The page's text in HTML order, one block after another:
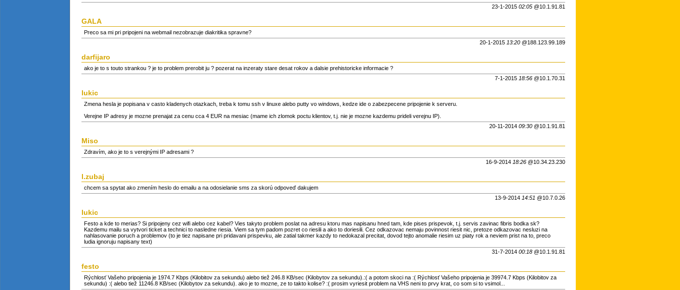
23-1-2015 02:05 @10.1.91.81
GALA
Preco sa mi pri pripojeni na webmail nezobrazuje diakritika spravne?
20-1-2015 13:20 @188.123.99.189
darfijaro
ako je to s touto strankou ? je to problem prerobit ju ? pozerat na inzeraty stare desat rokov a dalsie prehistoricke informacie ?
7-1-2015 18:56 @10.1.70.31
lukic
Zmena hesla je popisana v casto kladenych otazkach, treba k tomu ssh v linuxe alebo putty vo windows, kedze ide o zabezpecene pripojenie k serveru.
Verejne IP adresy je mozne prenajat za cenu cca 4 EUR na mesiac (mame ich zlomok poctu klientov, t.j. nie je mozne kazdemu prideli verejnu IP).
20-11-2014 09:30 @10.1.91.81
Miso
Zdravím, ako je to s verejnými IP adresami ?
16-9-2014 18:26 @10.34.23.230
l.zubaj
chcem sa spytat ako zmením heslo do emailu a na odosielanie sms za skorú odpoveď dakujem
13-9-2014 14:51 @10.7.0.26
lukic
Festo a kde to merias? Si pripojeny cez wifi alebo cez kabel? Vies takyto problem poslat na adresu ktoru mas napisanu hned tam, kde pises prispevok, t.j. servis zavinac fibris bodka sk?
Kazdemu mailu sa vytvori ticket a technici to nasledne riesia. Viem sa tym padom pozret co riesili a ako to doriesili. Cez odkazovac nemaju povinnost riesit nic, pretoze odkazovac nesluzi na
nahlasovanie poruch a problemov (to je tiez napisane pri pridavani prispevku, ale zatial takmer kazdy to nedokazal precitat, dovod tejto anomalie riesim uz piaty rok a neviem prist na to, preco
ludia ignoruju napisany text)
31-7-2014 00:18 @10.1.91.81
festo
Rýchlosť Vašeho pripojenia je 1974.7 Kbps (Kilobitov za sekundu) alebo tiež 246.8 KB/sec (Kilobytov za sekundu).:( a potom skoci na :( Rýchlosť Vašeho pripojenia je 39974.7 Kbps (Kilobitov za
sekundu) :( alebo tiež 11246.8 KB/sec (Kilobytov za sekundu). ako je to mozne, ze to takto kolise? :( prosim vyriesit problem na VHS neni to prvy krat, co som si to vsimol...